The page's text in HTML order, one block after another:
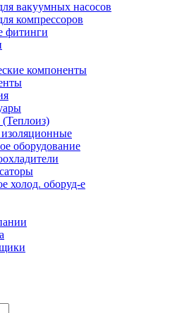
вакуумных насосов
компрессоров
фитинги
компоненты
оборудование
холод. оборуд-е